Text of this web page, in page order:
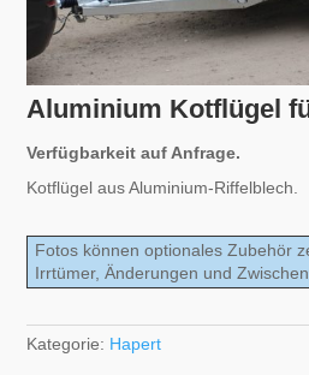
Aluminium Kotflügel
Verfügbarkeit auf Anfrage.
Kotflügel aus Aluminium-Riffelblech.
Fotos können optionales Zubehör
Irrtümer, Änderungen und
Kategorie: Hapert